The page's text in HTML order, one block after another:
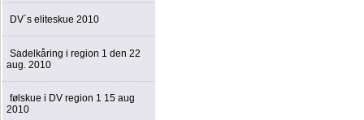
DV´s eliteskue 2010
Sadelkåring i region 1 den 22
aug. 2010
følskue i DV region 1 15 aug
2010